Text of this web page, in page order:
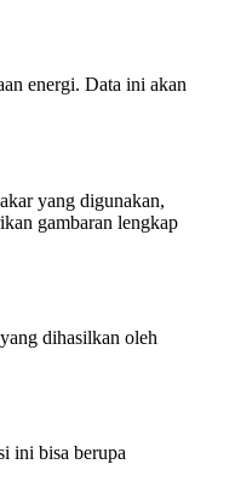
energi. Data ini akan
yang digunakan,
gambaran lengkap
dihasilkan oleh
ini bisa berupa